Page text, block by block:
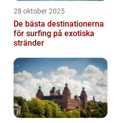
28 oktober 2025
De bästa destinationerna
för surfing på exotiska
stränder